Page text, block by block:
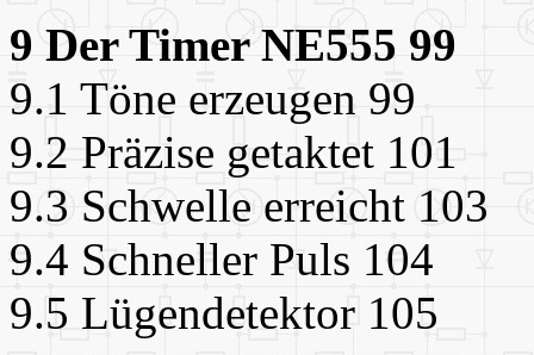
9 Der Timer NE555 99
9.1 Töne erzeugen 99
9.2 Präzise getaktet 101
9.3 Schwelle erreicht 103
9.4 Schneller Puls 104
9.5 Lügendetektor 105